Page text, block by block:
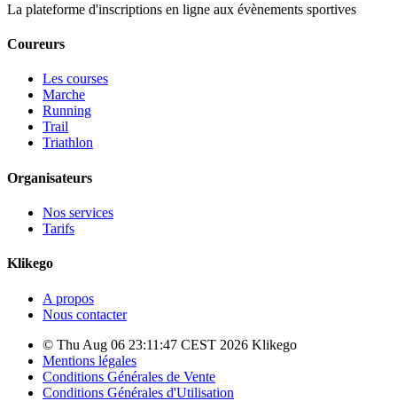
La plateforme d'inscriptions en ligne aux évènements sportives
Coureurs
Les courses
Marche
Running
Trail
Triathlon
Organisateurs
Nos services
Tarifs
Klikego
A propos
Nous contacter
© Thu Aug 06 23:11:47 CEST 2026 Klikego
Mentions légales
Conditions Générales de Vente
Conditions Générales d'Utilisation